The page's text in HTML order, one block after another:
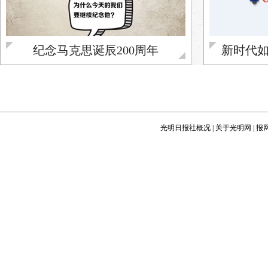
纪念马克思诞辰200周年 新时代
光明日报社概况 关于光明网 报